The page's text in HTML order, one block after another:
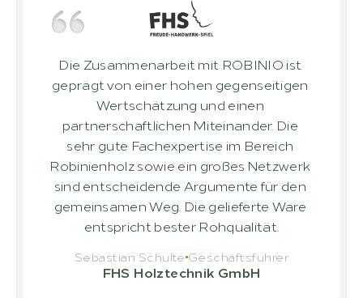
Die Zusammenarbeit mit ROBINIO ist
geprägt von einer hohen gegenseitigen
Wertschätzung und einen
partnerschaftlichen Miteinander. Die
sehr gute Fachexpertise im Bereich
Robinienholz sowie ein großes Netzwerk
sind entscheidende Argumente für den
gemeinsamen Weg. Die gelieferte Ware
entspricht bester Rohqualität.
Sebastian Schulte Geschäftsführer
FHS Holztechnik GmbH